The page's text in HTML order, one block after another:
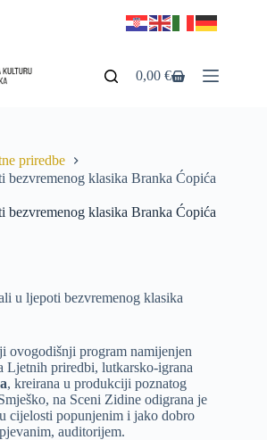
0,00€
priredbe
klasika Branka Ćopića
klasika Branka Ćopića
u ljepoti bezvremenog klasika
ovogodišnji program namijenjen
Ljetnih priredbi, lutkarsko-igrana
, kreirana u produkciji poznatog
na Sceni Zidine odigrana je
cijelosti popunjenim i jako dobro
auditorijem.